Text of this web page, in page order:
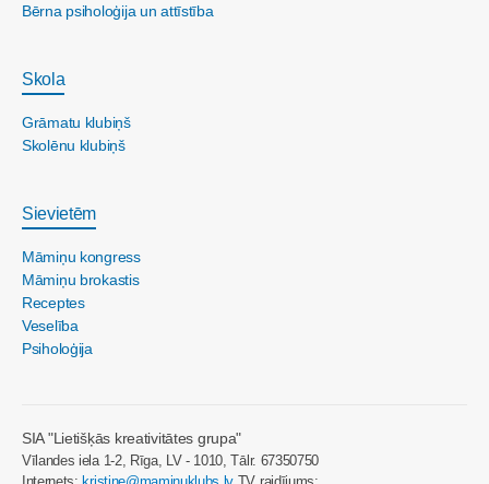
Bērna psiholoģija un attīstība
Skola
Grāmatu klubiņš
Skolēnu klubiņš
Sievietēm
Māmiņu kongress
Māmiņu brokastis
Receptes
Veselība
Psiholoģija
SIA "Lietišķās kreativitātes grupa"
Vīlandes iela 1-2, Rīga, LV - 1010, Tālr. 67350750
Internets:kristine@maminuklubs.lv TV raidījums: